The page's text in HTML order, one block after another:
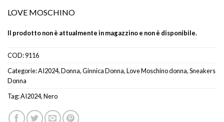
LOVE MOSCHINO
Il prodotto non è attualmente in magazzino e non è disponibile.
COD:9116
Categorie:AI2024,Donna,Ginnica Donna,Love Moschino donna,Sneakers
Donna
Tag:AI2024,Nero